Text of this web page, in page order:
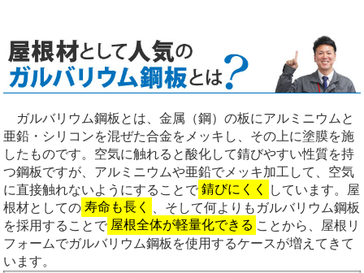
ガルバリウム鋼板とは、金属（鋼）の板にアルミニウムと
亜鉛・シリコンを混ぜた合金をメッキし、その上に塗膜を施
したものです。空気に触れると酸化して錆びやすい性質を持
つ鋼板ですが、アルミニウムや亜鉛でメッキ加工して、空気
に直接触れないようにすることで 錆びにくく
しています。屋
根材としての 寿命も長く
、そして何よりもガルバリウム鋼板
を採用することで 屋根全体が軽量化できる ことから、屋根リ
フォームでガルバリウム鋼板を使用するケースが増えてきて
います。